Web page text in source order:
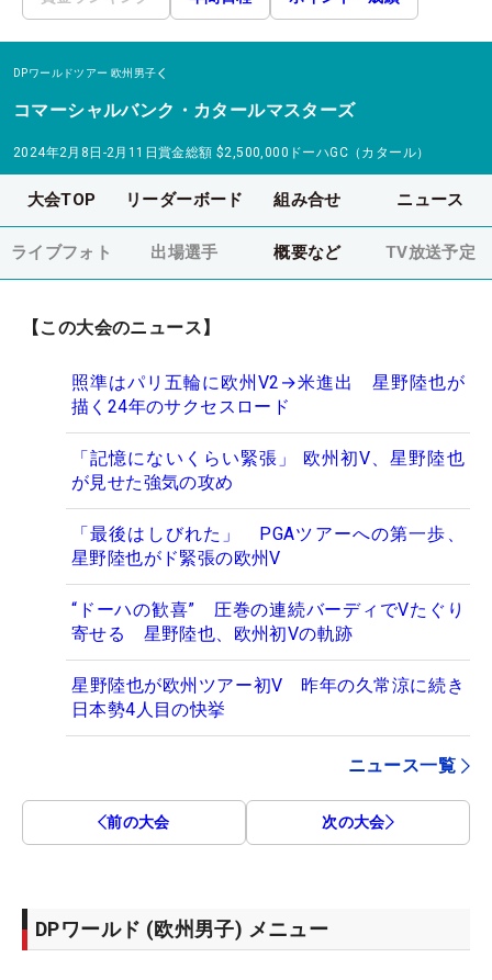
DPワールドツアー 欧州男子
コマーシャルバンク・カタールマスターズ
2024年2月8日-2月11日賞金総額 $2,500,000 ドーハGC（カタール）
大会TOP リーダーボード 組み合せ ニュース
ライブフォト 出場選手 概要など TV放送予定
【この大会のニュース】
照準はパリ五輪に欧州V2→米進出 星野陸也が
描く24年のサクセスロード
「記憶にないくらい緊張」 欧州初V、星野陸也
が見せた強気の攻め
「最後はしびれた」 PGAツアーへの第一歩、
星野陸也がド緊張の欧州V
“ドーハの歓喜” 圧巻の連続バーディでVたぐり
寄せる 星野陸也、欧州初Vの軌跡
星野陸也が欧州ツアー初V 昨年の久常涼に続き
日本勢4人目の快挙
ニュース一覧
前の大会 次の大会
DPワールド (欧州男子) メニュー